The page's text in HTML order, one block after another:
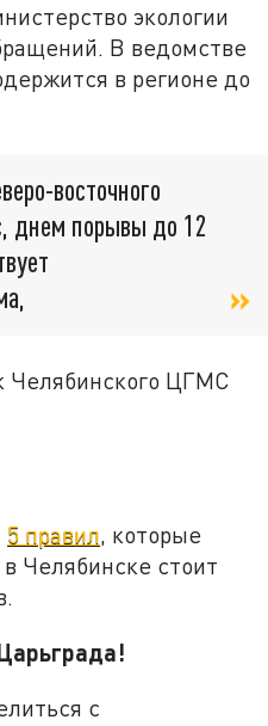
экологии
В ведомстве
в регионе до
восточного
днем порывы до 12
Челябинского ЦГМС
5 правил, которые
Челябинске стоит
с